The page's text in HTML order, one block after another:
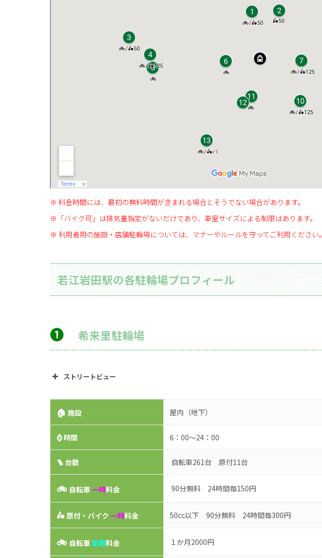
※ 料金時間には、最初の無料時間が含まれる場合とそうでない場合があります。
※「バイク可」は排気量指定がないだけであり、車室サイズによる制限はあります。
※ 利用者用の施設・店舗駐輪場については、マナーやルールを守ってご利用ください。
若江岩田駅の各駐輪場プロフィール
➊ 希来里駐輪場
ストリートビュー
🏠 施設 屋内（地下）
⌚ 時間 6：00～24：00
🪜 台数 自転車261台 原付11台
🚲 自転車 一時料金 90分無料 24時間毎150円
🛵 原付・バイク 一時料金 50cc以下 90分無料 24時間毎300円
🚲 自転車定期料金 １か月2000円